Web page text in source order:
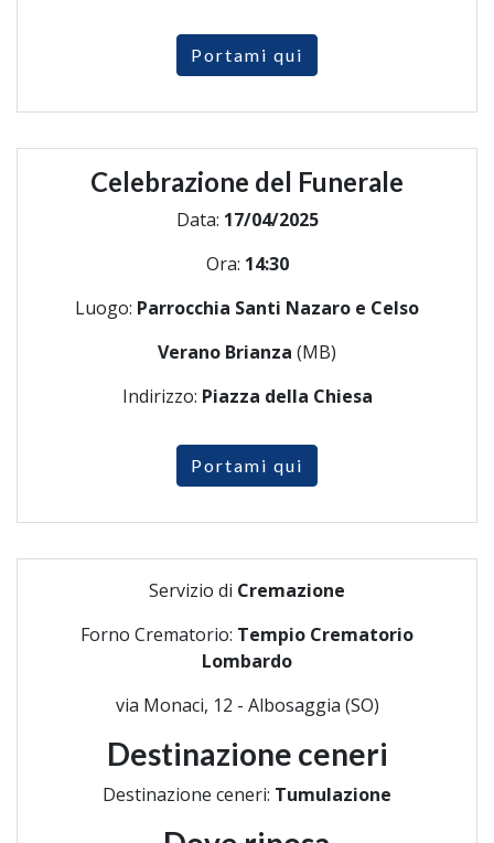
Portami qui
Celebrazione del Funerale
Data: 17/04/2025
Ora: 14:30
Luogo: Parrocchia Santi Nazaro e Celso
Verano Brianza (MB)
Indirizzo: Piazza della Chiesa
Portami qui
Servizio di Cremazione
Forno Crematorio: Tempio Crematorio
Lombardo
via Monaci, 12 - Albosaggia (SO)
Destinazione ceneri
Destinazione ceneri: Tumulazione